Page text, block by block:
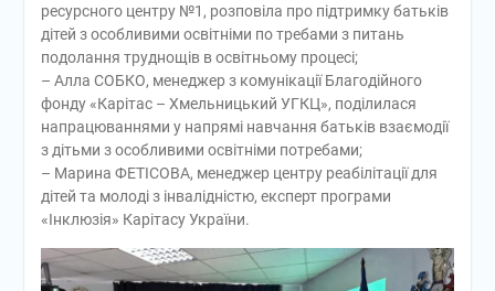
ресурсного центру №1, розповіла про підтримку батьків
дітей з особливими освітніми по требами з питань
подолання труднощів в освітньому процесі;
– Алла СОБКО, менеджер з комунікації Благодійного
фонду «Карітас – Хмельницький УГКЦ», поділилася
напрацюваннями у напрямі навчання батьків взаємодії
з дітьми з особливими освітніми потребами;
– Марина ФЕТІСОВА, менеджер центру реабілітації для
дітей та молоді з інвалідністю, експерт програми
«Інклюзія» Карітасу України.